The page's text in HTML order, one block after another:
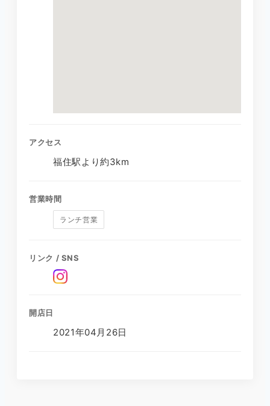
アクセス
福住駅より約3km
営業時間
ランチ営業
リンク / SNS
開店日
2021年04月26日